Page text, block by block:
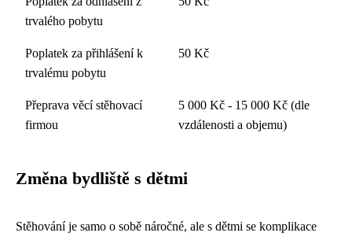
trvalého pobytu
Poplatek za přihlášení k
trvalému pobytu
50 Kč
Přeprava věcí stěhovací
firmou
5 000 Kč - 15 000 Kč (dle
vzdálenosti a objemu)
Změna bydliště s dětmi
Stěhování je samo o sobě náročné, ale s dětmi se komplikace